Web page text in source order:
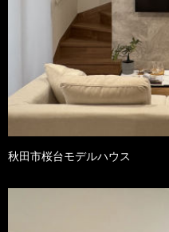
秋田市桜台モデルハウス